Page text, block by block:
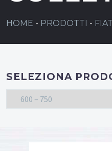
HOME - PRODOTTI -
SELEZIONA
600 – 750